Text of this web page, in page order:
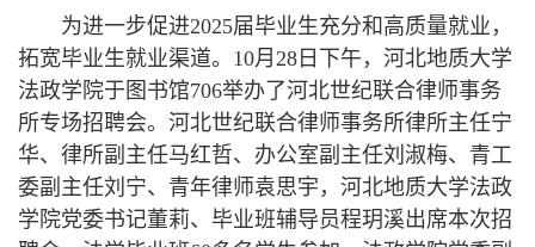
为进一步促进2025届毕业生充分和高质量就业，
拓宽毕业生就业渠道。10月28日下午，河北地质大学
法政学院于图书馆706举办了河北世纪联合律师事务
所专场招聘会。河北世纪联合律师事务所律所主任宁
华、律所副主任马红哲、办公室副主任刘淑梅、青工
委副主任刘宁、青年律师袁思宇，河北地质大学法政
学院党委书记董莉、毕业班辅导员程玥溪出席本次招